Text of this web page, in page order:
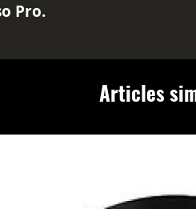
Pro.
de solvants, ces
option sans
Pro.
même ou pour vos
Articles